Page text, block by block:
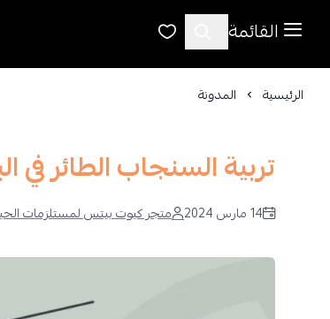
القائمة
الرئيسية المدونة
تربية السنجاب الطائر في
14 مارس 2024 متجر كيوت بيتس لمستلزمات